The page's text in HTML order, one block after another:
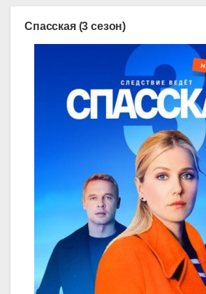
Спасская (3 сезон)